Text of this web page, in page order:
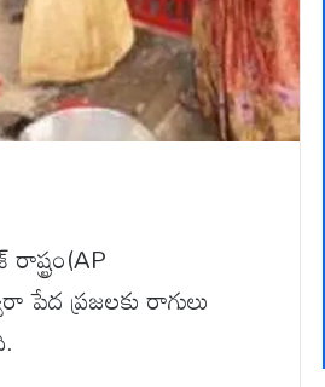
పేద ప్రజలకు రాగులు